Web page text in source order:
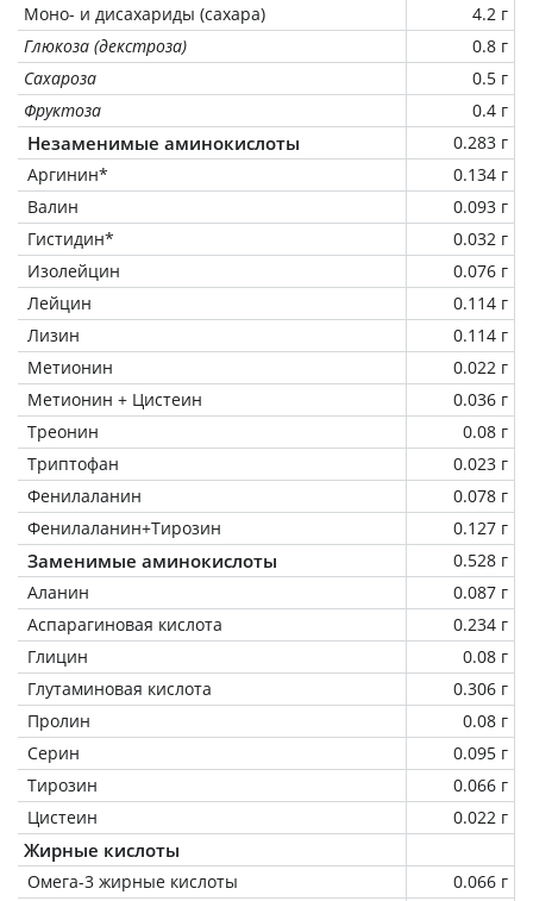
Моно- и дисахариды (сахара)
4.2 г
Глюкоза (декстроза)
0.8 г
Сахароза
0.5 г
Фруктоза
0.4 г
Незаменимые аминокислоты
0.283 г
Аргинин*
0.134 г
Валин
0.093 г
Гистидин*
0.032 г
Изолейцин
0.076 г
Лейцин
0.114 г
Лизин
0.114 г
Метионин
0.022 г
Метионин + Цистеин
0.036 г
Треонин
0.08 г
Триптофан
0.023 г
Фенилаланин
0.078 г
Фенилаланин+Тирозин
0.127 г
Заменимые аминокислоты
0.528 г
Аланин
0.087 г
Аспарагиновая кислота
0.234 г
Глицин
0.08 г
Глутаминовая кислота
0.306 г
Пролин
0.08 г
Серин
0.095 г
Тирозин
0.066 г
Цистеин
0.022 г
Жирные кислоты
Омега-3 жирные кислоты
0.066 г